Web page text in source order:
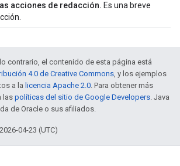
acciones de redacción. Es una breve
contrario, el contenido de esta página está
4.0 de Creative Commons, y los ejemplos
a la licencia Apache 2.0. Para obtener más
las políticas del sitio de Google Developers. Java
de Oracle o sus afiliados.
04-23 (UTC)